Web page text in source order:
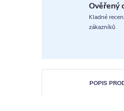
Ověřený
Kladné
zákazníků
POPIS